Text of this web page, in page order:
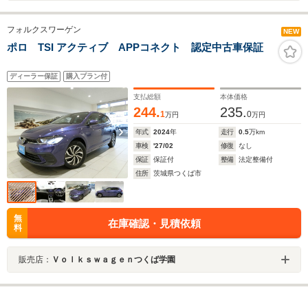
フォルクスワーゲン NEW
ポロ TSI アクティブ APPコネクト 認定中古車保証
ディーラー保証 購入プラン付
支払総額
244.1万円
本体価格
235.0万円
年式 2024年 走行 0.5万km
車検
'27/02 修復
なし
保証
保証付 整備
法定整備付
住所
茨城県つくば市
無
料
在庫確認・見積依頼
販売店： Ｖｏｌｋｓｗａｇｅｎつくば学園